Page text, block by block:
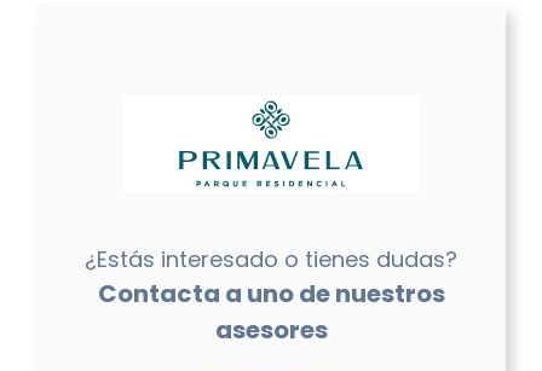
¿Estás interesado o tienes dudas?
Contacta a uno de nuestros
asesores